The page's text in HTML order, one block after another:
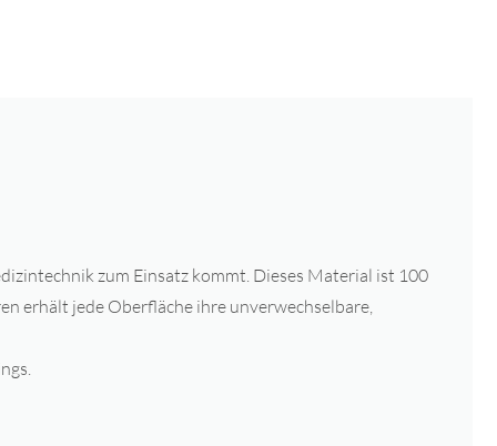
zum Einsatz kommt. Dieses Material ist 100
erhält jede Oberfläche ihre unverwechselbare,